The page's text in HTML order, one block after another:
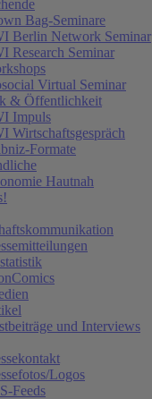
Bag-Seminare
Berlin Network Seminar
Research Seminar
Virtual Seminar
& Öffentlichkeit
Impuls
Wirtschaftsgespräch
Formate
Hautnah
und Interviews
Logos
Feeds